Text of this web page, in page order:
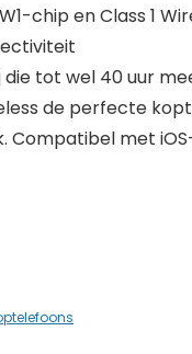
chip en Class 1
tot wel 40 uur
de perfecte
Compatibel met